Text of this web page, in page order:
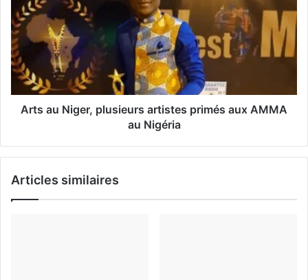
l
Arts au Niger, plusieurs artistes primés aux AMMA
au Nigéria
Articles similaires